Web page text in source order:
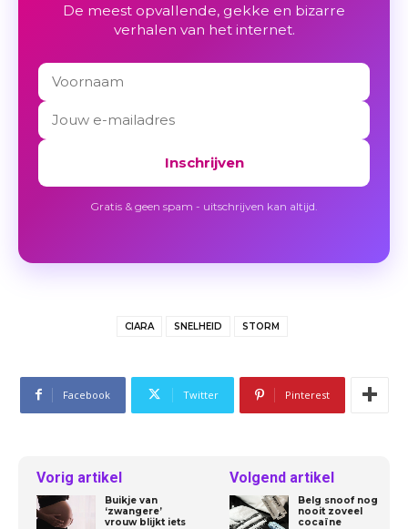
De meest opvallende, gekke en bizarre
verhalen van het internet.
Inschrijven
Gratis & geen spam - uitschrijven kan altijd.
CIARA SNELHEID STORM
Facebook Twitter Pinterest
Vorig artikel
Buikje van
‘zwangere’
vrouw blijkt iets
Volgend artikel
Belg snoof nog
nooit zoveel
cocaïne